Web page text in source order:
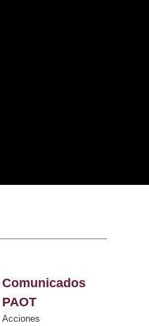
Comunicados
PAOT
Acciones